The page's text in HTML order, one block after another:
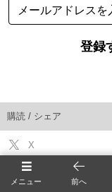
購読 / シェア
X
Facebook
メニュー 前へ